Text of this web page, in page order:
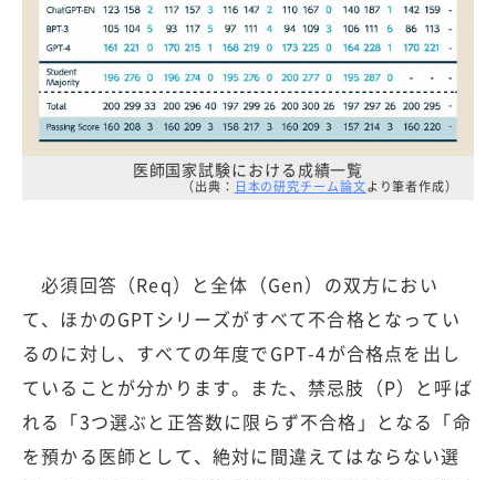
医師国家試験における成績一覧
（出典： 日本の研究チーム論文より筆者作成）
必須回答（Req）と全体（Gen）の双方におい
て、ほかのGPTシリーズがすべて不合格となってい
るのに対し、すべての年度でGPT-4が合格点を出し
ていることが分かります。また、禁忌肢（P）と呼ば
れる「3つ選ぶと正答数に限らず不合格」となる「命
を預かる医師として、絶対に間違えてはならない選